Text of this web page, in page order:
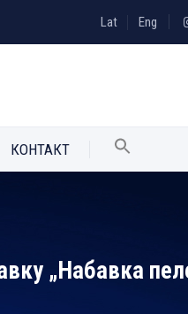
Lat Eng
КОНТАКТ
„Набавка